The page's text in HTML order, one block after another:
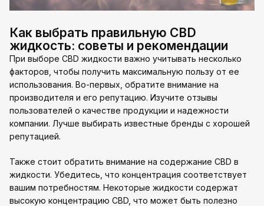
Как выбрать правильную CBD
жидкость: советы и рекомендации
При выборе CBD жидкости важно учитывать несколько
факторов, чтобы получить максимальную пользу от ее
использования. Во-первых, обратите внимание на
производителя и его репутацию. Изучите отзывы
пользователей о качестве продукции и надежности
компании. Лучше выбирать известные бренды с хорошей
репутацией.
Также стоит обратить внимание на содержание CBD в
жидкости. Убедитесь, что концентрация соответствует
вашим потребностям. Некоторые жидкости содержат
высокую концентрацию CBD, что может быть полезно